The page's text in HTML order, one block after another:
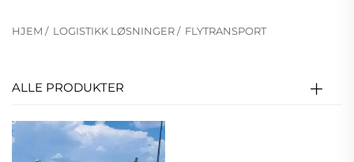
HJEM / LOGISTIKK LØSNINGER/ FLYTRANSPORT
ALLE PRODUKTER